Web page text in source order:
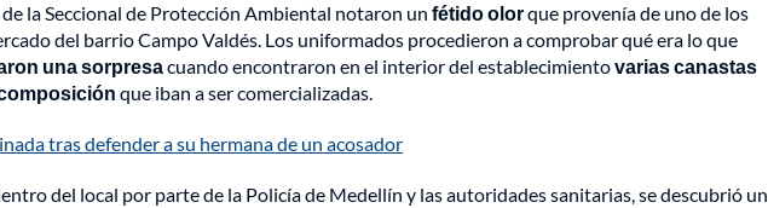
la Seccional de Protección Ambiental notaron un fétido olorque provenía de uno de los
del barrio Campo Valdés. Los uniformados procedieron a comprobar qué era lo que
una sorpresacuando encontraron en el interior del establecimientovarias canastas
que iban a ser comercializadas.
tras defender a su hermana de un acosador
del local por parte de la Policía de Medellín y las autoridades sanitarias, se descubrió un